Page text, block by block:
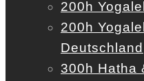
200h
200h
Deutschland
300h Hatha